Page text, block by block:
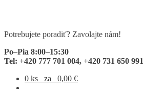
Potrebujete poradiť? Zavolajte nám!
Po–Pia 8:00–15:30
Tel: +420 777 701 004, +420 731 650 991
0 ks
za 0,00 €